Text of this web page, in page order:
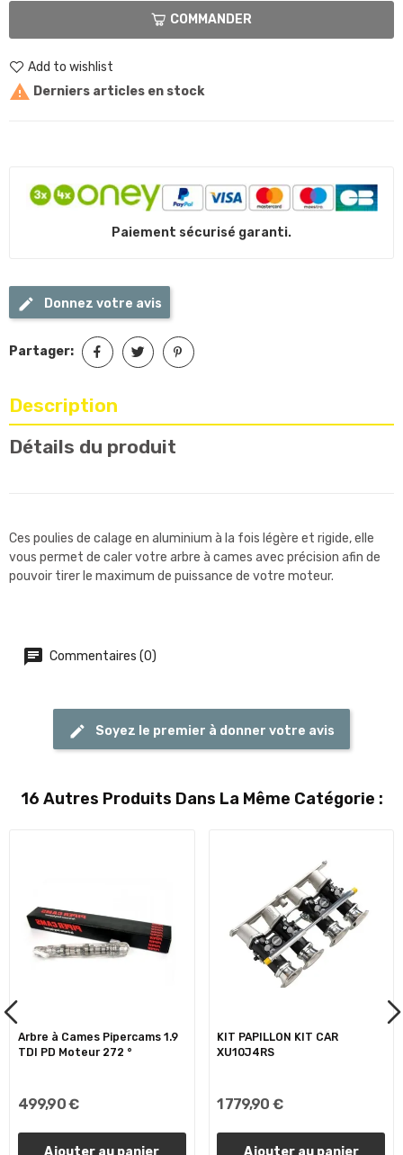
COMMANDER
Add to wishlist
 Derniers articles en stock
Paiement sécurisé garanti.
Donnez votre avis
Partager:
Description
Détails du produit
Ces poulies de calage en aluminium à la fois légère et rigide, elle
vous permet de caler votre arbre à cames avec précision afin de
pouvoir tirer le maximum de puissance de votre moteur.
Commentaires (0)
Soyez le premier à donner votre avis
16 Autres Produits Dans La Même Catégorie :
Arbre à Cames Pipercams 1.9
TDI PD Moteur 272 °
499,90 €
Ajouter au panier
KIT PAPILLON KIT CAR
XU10J4RS
1 779,90 €
Ajouter au panier